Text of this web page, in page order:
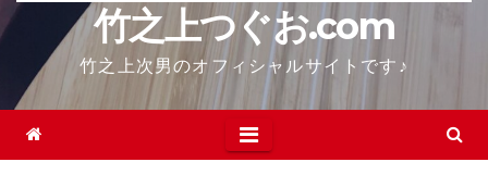
竹之上つぐお.com
竹之上次男のオフィシャルサイトです♪